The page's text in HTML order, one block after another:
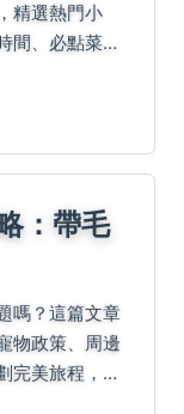
精選熱門小
間、必點菜色
：帶毛
嗎？這篇文章
物政策、周邊
完美旅程，解